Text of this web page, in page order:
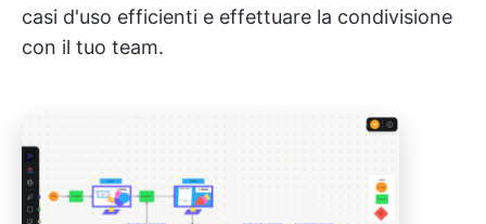
casi d'uso efficienti e effettuare la condivisione
con il tuo team.